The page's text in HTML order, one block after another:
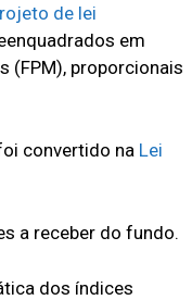
de lei
em
(FPM), proporcionais
convertido na Lei
a receber do fundo.
dos índices